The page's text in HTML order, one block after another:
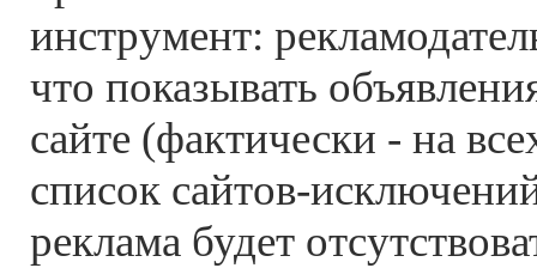
инструмент:
что показывать
сайте (фактически - на
список сайтов-
реклама будет